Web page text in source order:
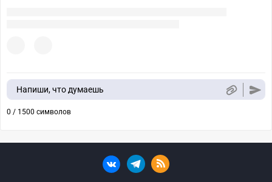
Напиши, что думаешь
0 / 1500 символов